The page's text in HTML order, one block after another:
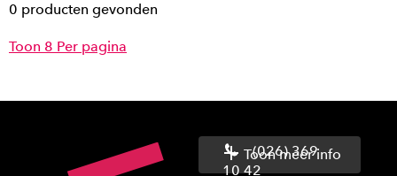
0 producten gevonden
Toon 8 Per pagina
(026) 369
10 42
Toon meer info